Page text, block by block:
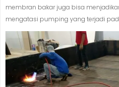
membran bakar juga bisa
mengatasi pumping yang terjadi